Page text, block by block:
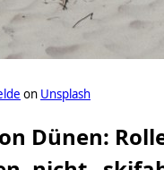
on Unsplash
Dünen: